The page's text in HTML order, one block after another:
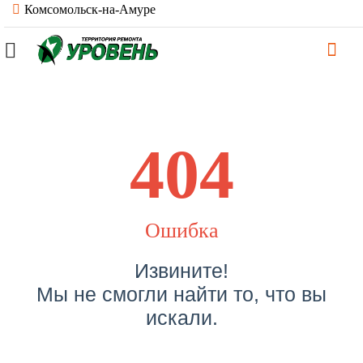
Комсомольск-на-Амуре
404
Ошибка
Извините!
Мы не смогли найти то, что вы
искали.